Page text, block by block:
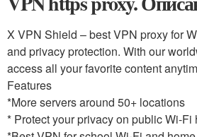
X VPN Shield – best VPN proxy for
and privacy protection. With our
access all your favorite content
Features
*More servers around 50+ locations
* Protect your privacy on public Wi-Fi